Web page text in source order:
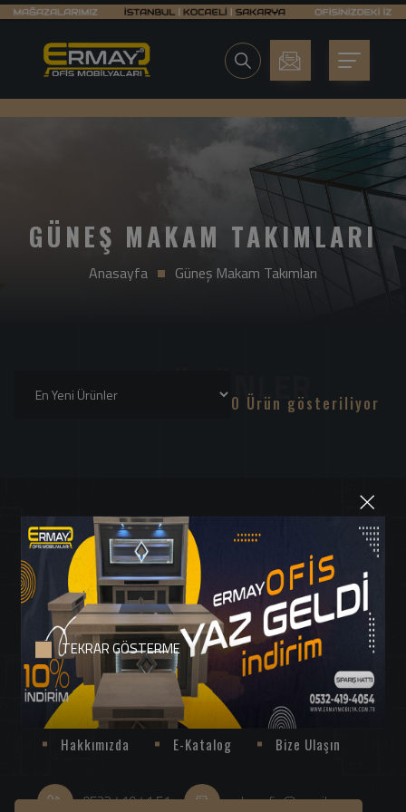
×
TEKRAR GÖSTERME
GÜNEŞ MAKAM TAKIMLARI
Anasayfa Güneş Makam Takımları
0 Ürün gösteriliyor
ERMAY MOBİLYA 1999 Yılından Bu Yana Tüm Hızıyla Kalite ve
Profesyonel Hizmet Vermeye ve Türkiye'de Üretilmeye Devam
Ediyor
Hakkımızda E-Katalog Bize Ulaşın
0532 419 41 51 erbayofis@gmail.com